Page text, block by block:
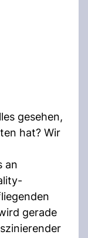
gesehen,
hat? Wir
an
gerade